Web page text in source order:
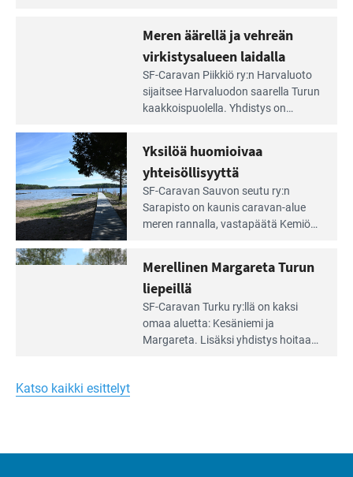
äärellä
ja
vehreän
virkistysalueen
laidalla
Meren äärellä ja vehreän
virkistysalueen laidalla
SF-Caravan Piikkiö ry:n Harvaluoto
sijait­see Harvaluodon saarella Turun
kaakkois­puolella. Yhdistys on
virkistysalueesta.
Lue
Leirintäoppaan
artikkeli:
Yksilöä
huomioivaa
yhteisöllisyyttä
Yksilöä huomioivaa
yhteisöllisyyttä
SF-Caravan Sauvon seutu ry:n
Sarapisto on kaunis caravan-alue
meren rannalla, vasta­päätä Kemiön
kymmenen paikkaa ilman sähköä.
Turun
liepeillä
Merellinen Margareta Turun
liepeillä
SF-Caravan Turku ry:llä on kaksi
omaa aluet­ta: Kesäniemi ja
Margareta. Lisäksi yhdis­tys hoitaa
Katso kaikki esittelyt